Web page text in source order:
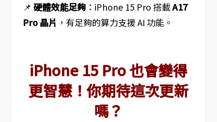
📌 硬體效能足夠：iPhone 15 Pro 搭載A17
Pro 晶片 ，有足夠的算力支援 AI 功能。
iPhone 15 Pro 也會變得
更智慧！你期待這次更新
嗎？